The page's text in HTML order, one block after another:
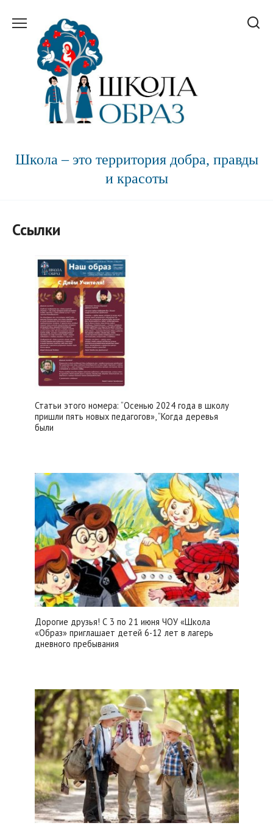
содержанию
Школа – это территория добра, правды
и красоты
Ссылки
Статьи этого номера: “Осенью 2024 года в школу
пришли пять новых педагогов», “Когда деревья
были
Дорогие друзья! С 3 по 21 июня ЧОУ «Школа
«Образ» приглашает детей 6-12 лет в лагерь
дневного пребывания